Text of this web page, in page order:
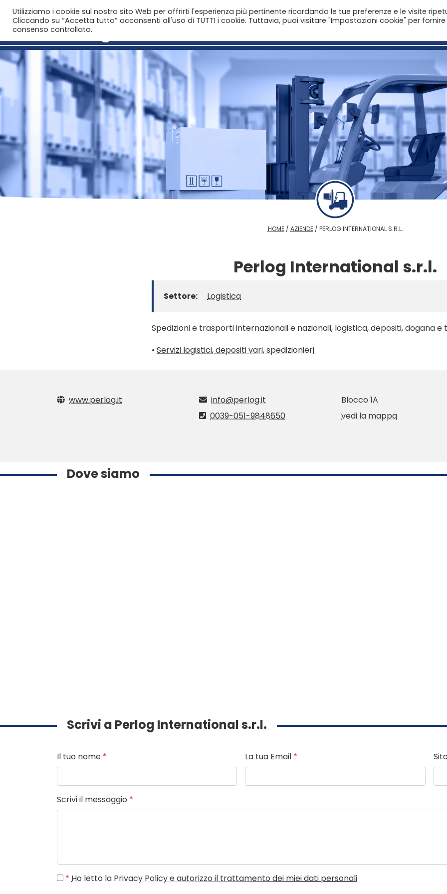
Home Aziende Il Catalogo Notizie
HOME/ AZIENDE/ PERLOG INTERNATIONAL S.R.L.
Perlog International s.r.l.
Settore: Logistica
Spedizioni e trasporti internazionali e nazionali, logistica, depositi, dogana e
• Servizi logistici, depositi vari, spedizionieri
www.perlog.it
info@perlog.it
0039-051-9848650
Blocco 1A
vedi la mappa
Dove siamo
Scrivi a Perlog International s.r.l.
Il tuo nome * La tua Email *
Scrivi il messaggio *
* Ho letto la Privacy Policy e autorizzo il trattamento dei miei dati personali
Utilizziamo i cookie sul nostro sito Web per offrirti l'esperienza più pertinente ricordando le tue preferenze e le visite
Cliccando su “Accetta tutto” acconsenti all'uso di TUTTI i cookie. Tuttavia, puoi visitare "Impostazioni cookie" per fornire
consenso controllato.